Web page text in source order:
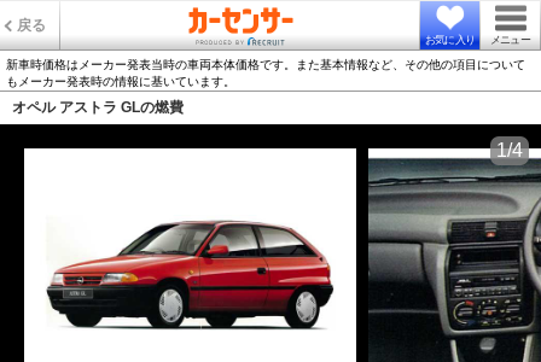
戻る
お気に入り メニュー
新車時価格はメーカー発表当時の車両本体価格です。また基本情報など、その他の項目について
もメーカー発表時の情報に基いています。
オペル アストラ GLの燃費
1/4